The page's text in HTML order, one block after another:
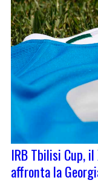
IRB Tbilisi Cup,
affronta la